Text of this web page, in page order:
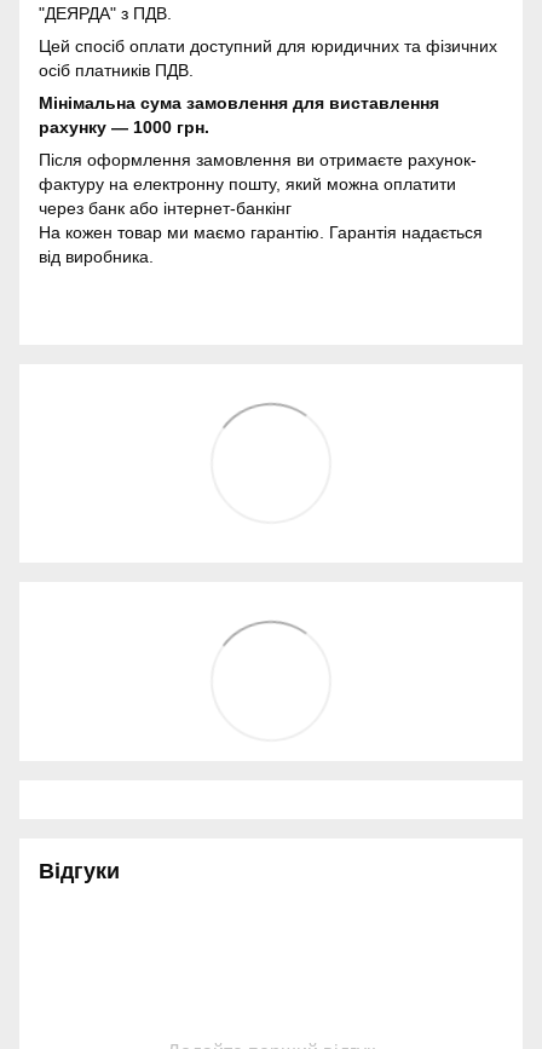
"ДЕЯРДА" з ПДВ.
Цей спосіб оплати доступний для юридичних та фізичних
осіб платників ПДВ.
Мінімальна сума замовлення для виставлення
рахунку — 1000 грн.
Після оформлення замовлення ви отримаєте рахунок-
фактуру на електронну пошту, який можна оплатити
через банк або інтернет-банкінг
На кожен товар ми маємо гарантію. Гарантія надається
від виробника.
Відгуки